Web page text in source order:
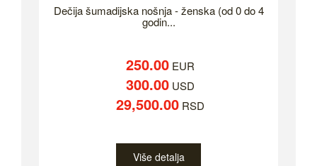
Dečija šumadijska nošnja - ženska (od 0 do 4
godin...
250.00 EUR
300.00 USD
29,500.00 RSD
Više detalja